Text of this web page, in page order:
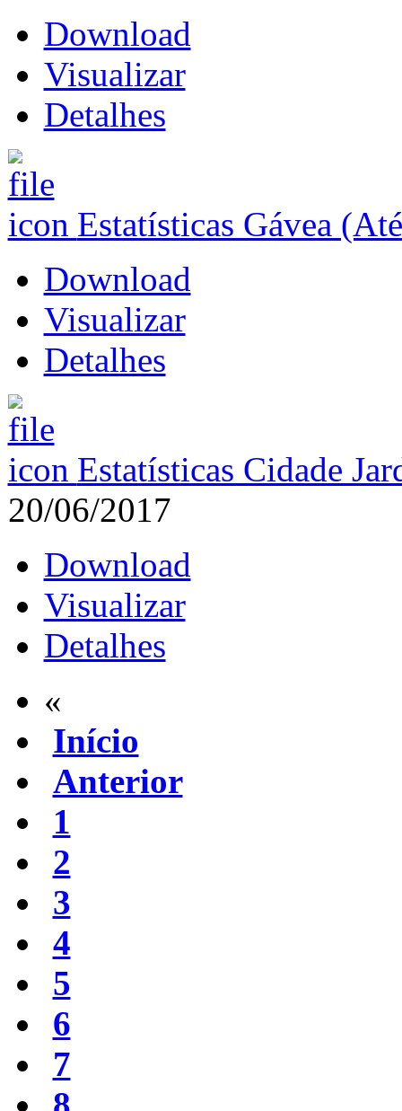
Download
Visualizar
Detalhes
Estatísticas Gávea
Download
Visualizar
Detalhes
Estatísticas Cidade
20/06/2017
Download
Visualizar
Detalhes
«
Início
Anterior
1
2
3
4
5
6
7